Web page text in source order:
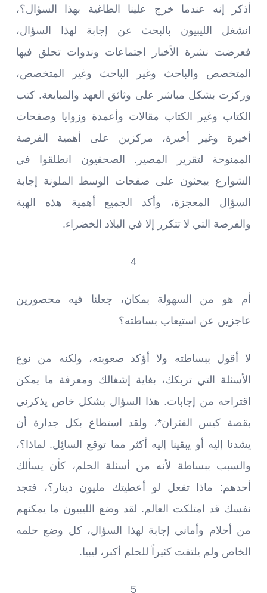
أذكر إنه عندما خرج علينا الطاغية بهذا السؤال؟،
انشغل الليبيون بالبحث عن إجابة لهذا السؤال،
فعرضت نشرة الأخبار اجتماعات وندوات تحلق فيها
المتخصص والباحث وغير الباحث وغير المتخصص،
وركزت بشكل مباشر على وثائق العهد والمبايعة. كتب
الكتاب وغير الكتاب مقالات وأعمدة وزوايا وصفحات
أخيرة وغير أخيرة، مركزين على أهمية الفرصة
الممنوحة لتقرير المصير. الصحفيون انطلقوا في
الشوارع يبحثون على صفحات الوسط الملونة إجابة
السؤال المعجزة، وأكد الجميع أهمية هذه الهبة
والفرصة التي لا تتكرر إلا في البلاد الخضراء.
4
أم هو من السهولة بمكان، جعلنا فيه محصورين
عاجزين عن استيعاب بساطته؟
لا أقول ببساطته ولا أؤكد صعوبته، ولكنه من نوع
الأسئلة التي تربكك، بغاية إشغالك ومعرفة ما يمكن
اقتراحه من إجابات. هذا السؤال بشكل خاص يذكرني
بقصة كيس الفئران*، ولقد استطاع بكل جدارة أن
يشدنا إليه أو يبقينا إليه أكثر مما توقع السائِل. لماذا؟،
والسبب ببساطة لأنه من أسئلة الحلم، كأن يسألك
أحدهم: ماذا تفعل لو أعطيتك مليون دينار؟، فتجد
نفسك قد امتلكت العالم. لقد وضع الليبيون ما يمكنهم
من أحلام وأماني إجابة لهذا السؤال، كل وضع حلمه
الخاص ولم يلتفت كثيراً للحلم أكبر، ليبيا.
5